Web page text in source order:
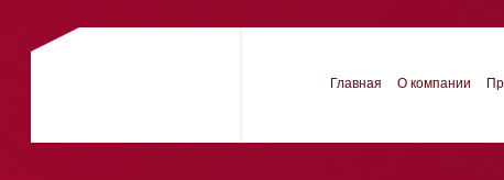
Главная О компании